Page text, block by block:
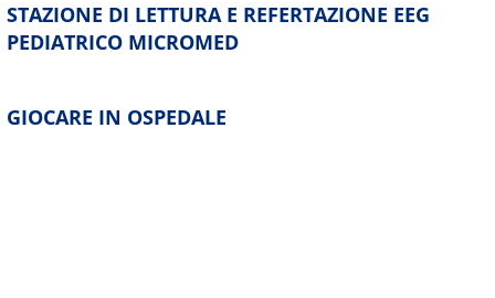
STAZIONE DI LETTURA E REFERTAZIONE EEG
PEDIATRICO MICROMED
GIOCARE IN OSPEDALE